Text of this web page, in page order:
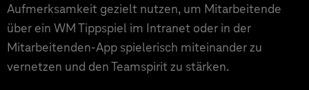
Aufmerksamkeit gezielt nutzen, um Mitarbeitende
über ein WM Tippspiel im Intranet oder in der
Mitarbeitenden-App spielerisch miteinander zu
vernetzen und den Teamspirit zu stärken.